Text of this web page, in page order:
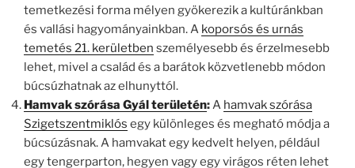
temetkezési forma mélyen gyökerezik a kultúránkban
és vallási hagyományainkban. A koporsós és urnás
temetés 21. kerületben személyesebb és érzelmesebb
lehet, mivel a család és a barátok közvetlenebb módon
búcsúzhatnak az elhunyttól.
Hamvak szórása Gyál területén:A hamvak szórása
Szigetszentmiklós egy különleges és megható módja a
búcsúzásnak. A hamvakat egy kedvelt helyen, például
egy tengerparton, hegyen vagy egy virágos réten lehet